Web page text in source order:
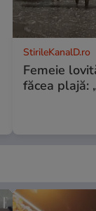
StirileKanalD.ro
Femeie
făcea plajă: